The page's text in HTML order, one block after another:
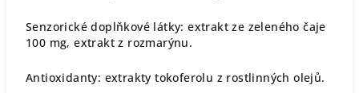
Senzorické doplňkové látky: extrakt ze zeleného čaje
100 mg, extrakt z rozmarýnu.
Antioxidanty: extrakty tokoferolu z rostlinných olejů.